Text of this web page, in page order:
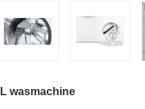
wasmachine